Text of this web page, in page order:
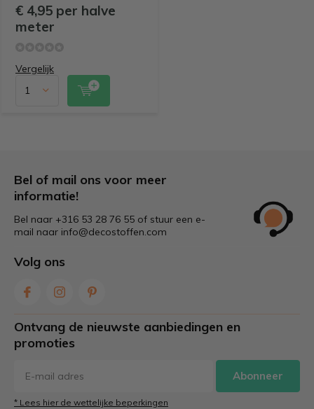
€ 4,95 per halve
meter
Vergelijk
Bel of mail ons voor meer
informatie!
Bel naar +316 53 28 76 55 of stuur een e-
mail naar info@decostoffen.com
Volg ons
Ontvang de nieuwste aanbiedingen en
promoties
Abonneer
* Lees hier de wettelijke beperkingen